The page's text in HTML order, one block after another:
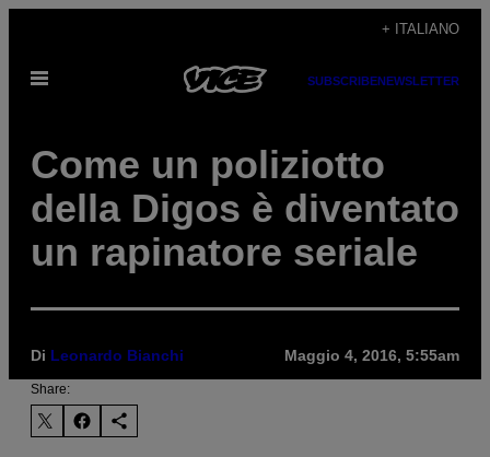
contenuto
+ ITALIANO
Apri
SUBSCRIBENEWSLETTER
Come un poliziotto
della Digos è diventato
un rapinatore seriale
Di Leonardo Bianchi Maggio 4, 2016, 5:55am
Share: